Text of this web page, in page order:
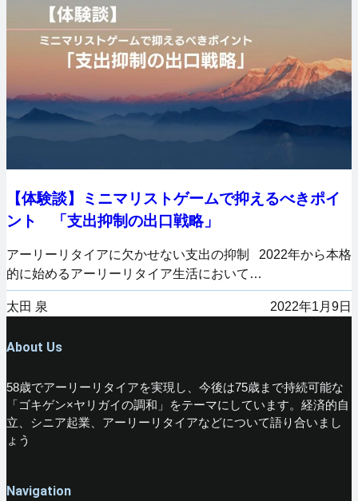
【体験談】ミニマリストゲームで抑えるべきポイ
ント 「支出抑制の出口戦略」
アーリーリタイアに欠かせない支出の抑制 2022年から本格
的に始めるアーリーリタイア生活において…
太田 泉 2022年1月9日
About Us
58歳でアーリーリタイアを実現し、今後は75歳まで持続可能な
「ゴキゲン×ヤリガイの調和」をテーマにしています。経済的自
立、シニア起業、アーリーリタイアなどについて語り合いまし
ょう
Navigation